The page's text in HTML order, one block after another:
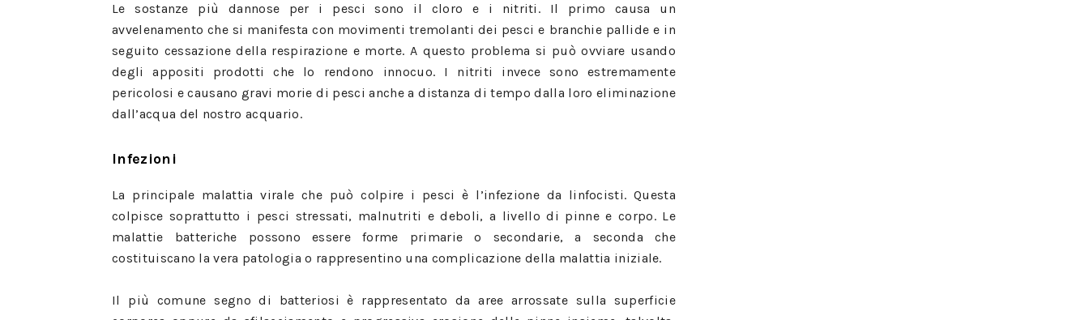
Le sostanze più dannose per i pesci sono il cloro e i nitriti. Il primo causa un
avvelenamento che si manifesta con movimenti tremolanti dei pesci e branchie pallide e in
seguito cessazione della respirazione e morte. A questo problema si può ovviare usando
degli appositi prodotti che lo rendono innocuo. I nitriti invece sono estremamente
pericolosi e causano gravi morie di pesci anche a distanza di tempo dalla loro eliminazione
dall’acqua del nostro acquario.
Infezioni
La principale malattia virale che può colpire i pesci è l’infezione da linfocisti. Questa
colpisce soprattutto i pesci stressati, malnutriti e deboli, a livello di pinne e corpo. Le
malattie batteriche possono essere forme primarie o secondarie, a seconda che
costituiscano la vera patologia o rappresentino una complicazione della malattia iniziale.
Il più comune segno di batteriosi è rappresentato da aree arrossate sulla superficie